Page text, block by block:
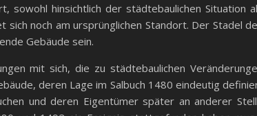
sowohl hinsichtlich der städtebaulichen Situation
noch am ursprünglichen Standort. Der Stadel
Gebäude sein.
mit sich, die zu städtebaulichen
deren Lage im Salbuch 1480 eindeutig
und deren Eigentümer später an anderer